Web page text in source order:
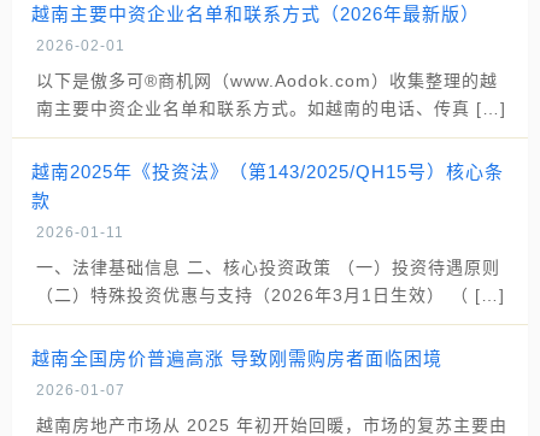
越南主要中资企业名单和联系方式（2026年最新版）
2026-02-01
以下是傲多可®商机网（www.Aodok.com）收集整理的越
南主要中资企业名单和联系方式。如越南的电话、传真 […]
越南2025年《投资法》（第143/2025/QH15号）核心条
款
2026-01-11
一、法律基础信息 二、核心投资政策 （一）投资待遇原则
（二）特殊投资优惠与支持（2026年3月1日生效） （ […]
越南全国房价普遍高涨 导致刚需购房者面临困境
2026-01-07
越南房地产市场从 2025 年初开始回暖，市场的复苏主要由